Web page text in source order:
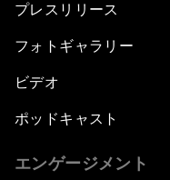
プレスリリース
フォトギャラリー
ビデオ
ポッドキャスト
エンゲージメント